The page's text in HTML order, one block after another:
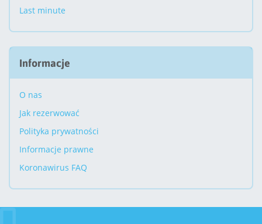
Last minute
Informacje
O nas
Jak rezerwować
Polityka prywatności
Informacje prawne
Koronawirus FAQ